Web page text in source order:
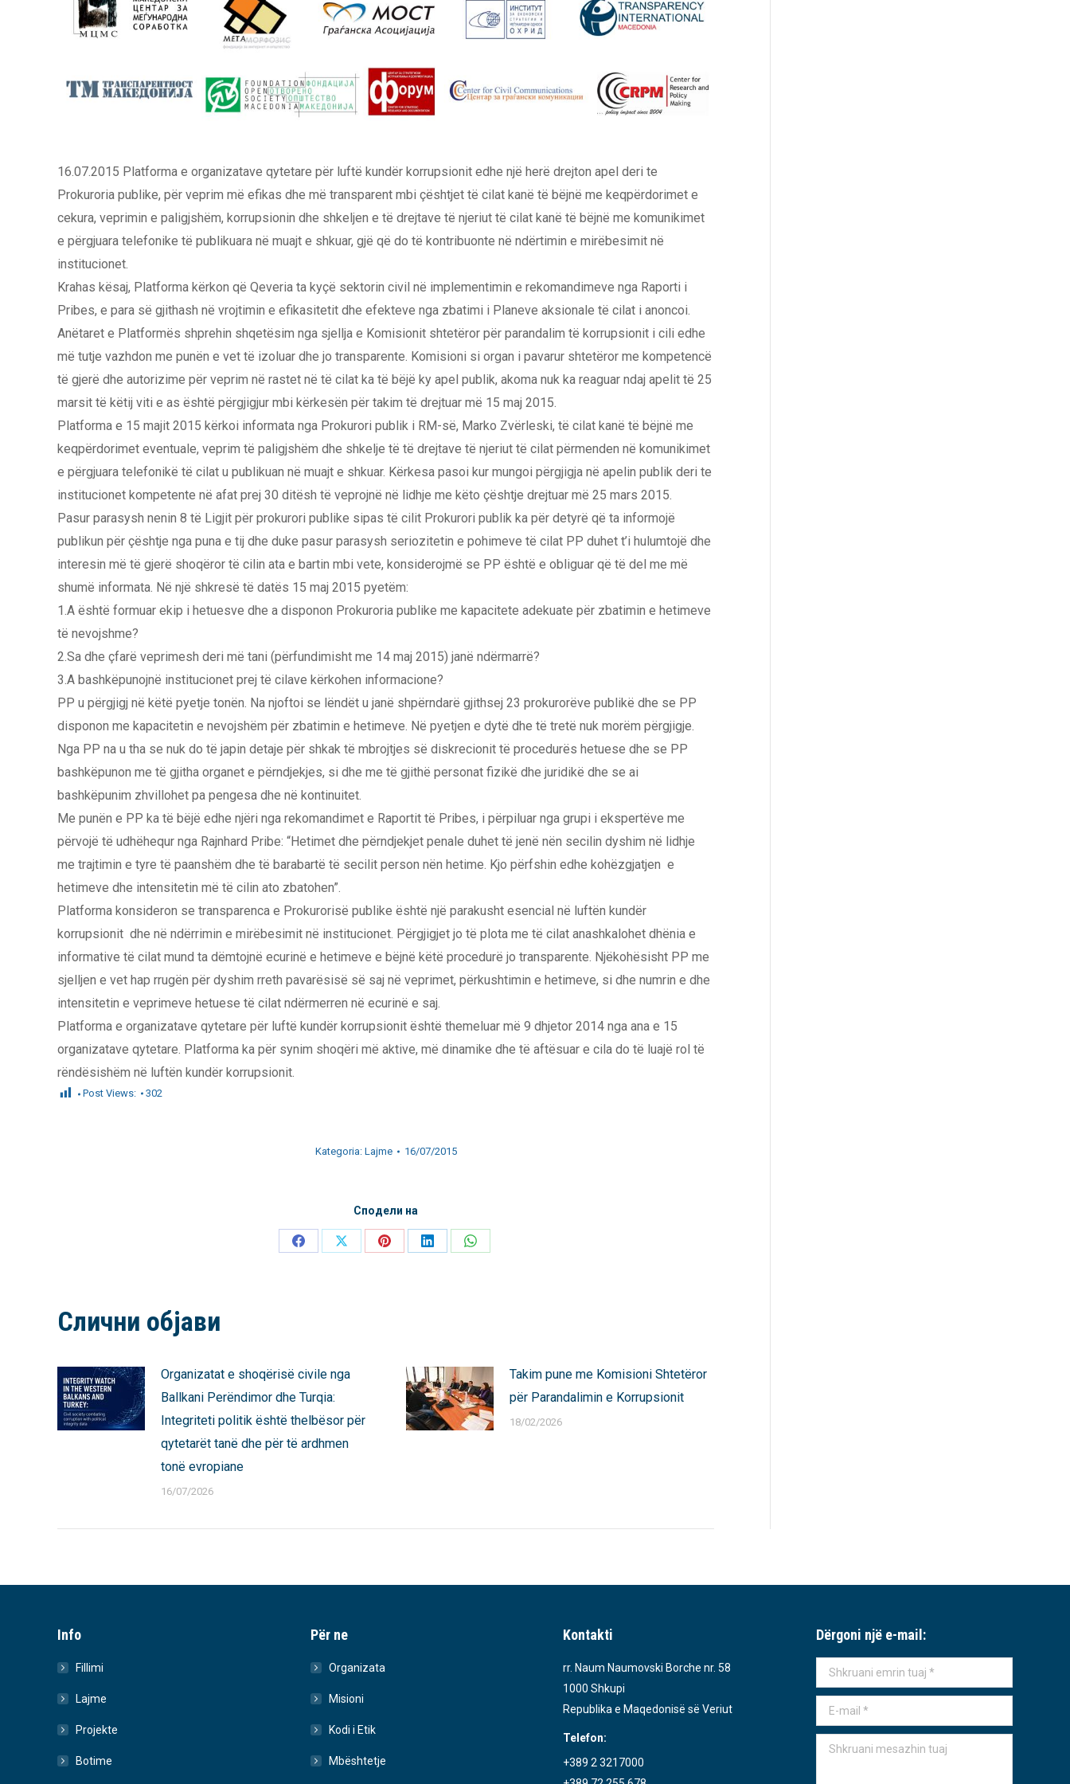
16.07.2015 Platforma e organizatave qytetare për luftë kundër korrupsionit edhe një herë drejton apel deri te
Prokuroria publike, për veprim më efikas dhe më transparent mbi çështjet të cilat kanë të bëjnë me keqpërdorimet e
cekura, veprimin e paligjshëm, korrupsionin dhe shkeljen e të drejtave të njeriut të cilat kanë të bëjnë me komunikimet
e përgjuara telefonike të publikuara në muajt e shkuar, gjë që do të kontribuonte në ndërtimin e mirëbesimit në
institucionet.
Krahas kësaj, Platforma kërkon që Qeveria ta kyçë sektorin civil në implementimin e rekomandimeve nga Raporti i
Pribes, e para së gjithash në vrojtimin e efikasitetit dhe efekteve nga zbatimi i Planeve aksionale të cilat i anoncoi.
Anëtaret e Platformës shprehin shqetësim nga sjellja e Komisionit shtetëror për parandalim të korrupsionit i cili edhe
më tutje vazhdon me punën e vet të izoluar dhe jo transparente. Komisioni si organ i pavarur shtetëror me kompetencë
të gjerë dhe autorizime për veprim në rastet në të cilat ka të bëjë ky apel publik, akoma nuk ka reaguar ndaj apelit të 25
marsit të këtij viti e as është përgjigjur mbi kërkesën për takim të drejtuar më 15 maj 2015.
Platforma e 15 majit 2015 kërkoi informata nga Prokurori publik i RM-së, Marko Zvërleski, të cilat kanë të bëjnë me
keqpërdorimet eventuale, veprim të paligjshëm dhe shkelje të të drejtave të njeriut të cilat përmenden në komunikimet
e përgjuara telefonikë të cilat u publikuan në muajt e shkuar. Kërkesa pasoi kur mungoi përgjigja në apelin publik deri te
institucionet kompetente në afat prej 30 ditësh të veprojnë në lidhje me këto çështje drejtuar më 25 mars 2015.
Pasur parasysh nenin 8 të Ligjit për prokurori publike sipas të cilit Prokurori publik ka për detyrë që ta informojë
publikun për çështje nga puna e tij dhe duke pasur parasysh seriozitetin e pohimeve të cilat PP duhet t’i hulumtojë dhe
interesin më të gjerë shoqëror të cilin ata e bartin mbi vete, konsiderojmë se PP është e obliguar që të del me më
shumë informata. Në një shkresë të datës 15 maj 2015 pyetëm:
1.A është formuar ekip i hetuesve dhe a disponon Prokuroria publike me kapacitete adekuate për zbatimin e hetimeve
të nevojshme?
2.Sa dhe çfarë veprimesh deri më tani (përfundimisht me 14 maj 2015) janë ndërmarrë?
3.A bashkëpunojnë institucionet prej të cilave kërkohen informacione?
PP u përgjigj në këtë pyetje tonën. Na njoftoi se lëndët u janë shpërndarë gjithsej 23 prokurorëve publikë dhe se PP
disponon me kapacitetin e nevojshëm për zbatimin e hetimeve. Në pyetjen e dytë dhe të tretë nuk morëm përgjigje.
Nga PP na u tha se nuk do të japin detaje për shkak të mbrojtjes së diskrecionit të procedurës hetuese dhe se PP
bashkëpunon me të gjitha organet e përndjekjes, si dhe me të gjithë personat fizikë dhe juridikë dhe se ai
bashkëpunim zhvillohet pa pengesa dhe në kontinuitet.
Me punën e PP ka të bëjë edhe njëri nga rekomandimet e Raportit të Pribes, i përpiluar nga grupi i ekspertëve me
përvojë të udhëhequr nga Rajnhard Pribe: “Hetimet dhe përndjekjet penale duhet të jenë nën secilin dyshim në lidhje
me trajtimin e tyre të paanshëm dhe të barabartë të secilit person nën hetime. Kjo përfshin edhe kohëzgjatjen e
hetimeve dhe intensitetin më të cilin ato zbatohen”.
Platforma konsideron se transparenca e Prokurorisë publike është një parakusht esencial në luftën kundër
korrupsionit dhe në ndërrimin e mirëbesimit në institucionet. Përgjigjet jo të plota me të cilat anashkalohet dhënia e
informative të cilat mund ta dëmtojnë ecurinë e hetimeve e bëjnë këtë procedurë jo transparente. Njëkohësisht PP me
sjelljen e vet hap rrugën për dyshim rreth pavarësisë së saj në veprimet, përkushtimin e hetimeve, si dhe numrin e dhe
intensitetin e veprimeve hetuese të cilat ndërmerren në ecurinë e saj.
Platforma e organizatave qytetare për luftë kundër korrupsionit është themeluar më 9 dhjetor 2014 nga ana e 15
organizatave qytetare. Platforma ka për synim shoqëri më aktive, më dinamike dhe të aftësuar e cila do të luajë rol të
rëndësishëm në luftën kundër korrupsionit.
Post Views: 302
Kategoria: Lajme 16/07/2015
Сподели на
Share
Share
Share
Share
Share
Слични објави
Organizatat e shoqërisë civile nga
Ballkani Perëndimor dhe Turqia:
Integriteti politik është thelbësor për
qytetarët tanë dhe për të ardhmen
tonë evropiane
16/07/2026
Takim pune me Komisioni Shtetëror
për Parandalimin e Korrupsionit
18/02/2026
Info
Fillimi
Lajme
Projekte
Botime
Për ne
Organizata
Misioni
Kodi i Etik
Mbështetje
Kontakti
rr. Naum Naumovski Borche nr. 58
1000 Shkupi
Republika e Maqedonisë së Veriut
Telefon:
+389 2 3217000
Dërgoni një e-mail:
Shkruani emrin tuaj *
E-mail *
Shkruani mesazhin tuaj